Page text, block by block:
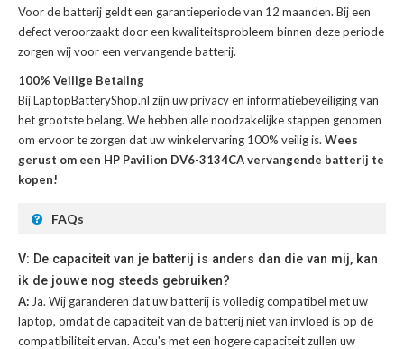
Voor debatterij geldt een garantieperiode van 12 maanden. Bij een
defect veroorzaakt door een kwaliteitsprobleem binnen deze periode
zorgen wij voor een vervangende batterij.
100% Veilige Betaling
Bij LaptopBatteryShop.nl zijn uw privacy en informatiebeveiliging van
het grootste belang. We hebben alle noodzakelijke stappen genomen
om ervoor te zorgen dat uw winkelervaring 100% veilig is. Wees
gerust om een HP Pavilion DV6-3134CA vervangende batterij te
kopen!
FAQs
V: De capaciteit van je batterij is anders dan die van mij, kan
ik de jouwe nog steeds gebruiken?
A: Ja. Wij garanderen dat uw batterij is volledig compatibel met uw
laptop, omdat de capaciteit van de batterij niet van invloed is op de
compatibiliteit ervan. Accu's met een hogere capaciteit zullen uw